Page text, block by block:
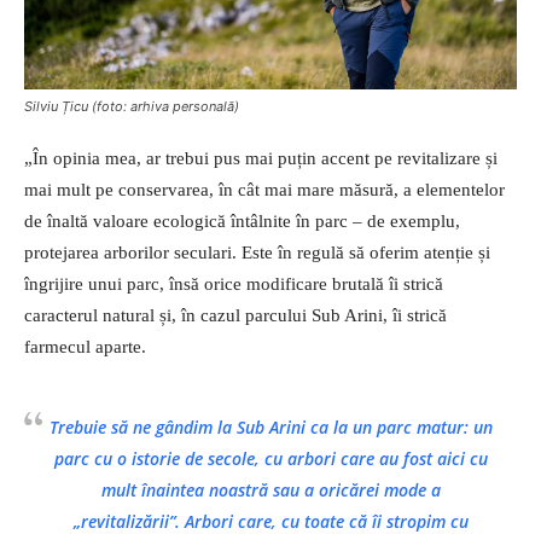
Silviu Țicu (foto: arhiva personală)
„În opinia mea, ar trebui pus mai puțin accent pe revitalizare și
mai mult pe conservarea, în cât mai mare măsură, a elementelor
de înaltă valoare ecologică întâlnite în parc – de exemplu,
protejarea arborilor seculari. Este în regulă să oferim atenție și
îngrijire unui parc, însă orice modificare brutală îi strică
caracterul natural și, în cazul parcului Sub Arini, îi strică
farmecul aparte.
Trebuie să ne gândim la Sub Arini ca la un parc matur: un
parc cu o istorie de secole, cu arbori care au fost aici cu
mult înaintea noastră sau a oricărei mode a
„revitalizării”. Arbori care, cu toate că îi stropim cu